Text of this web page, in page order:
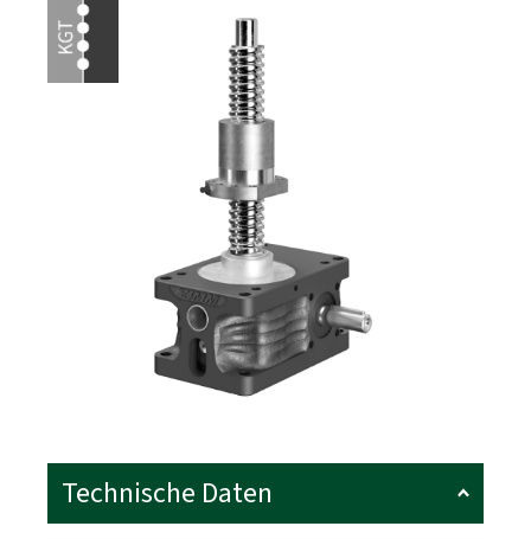
Technische Daten